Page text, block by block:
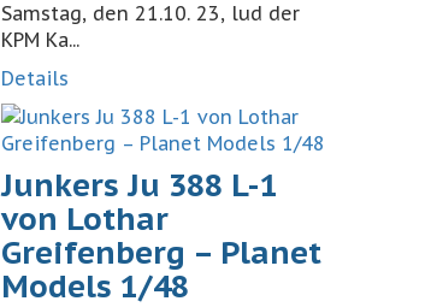
Samstag, den 21.10. 23, lud der
KPM Ka...
Details
Junkers Ju 388 L-1
von Lothar
Greifenberg – Planet
Models 1/48